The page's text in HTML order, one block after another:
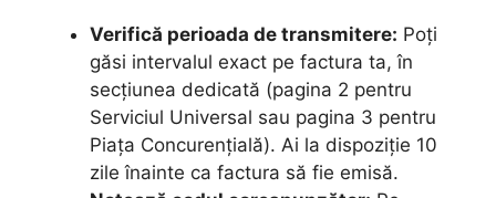
Verifică perioada de transmitere: Poți
găsi intervalul exact pe factura ta, în
secțiunea dedicată (pagina 2 pentru
Serviciul Universal sau pagina 3 pentru
Piața Concurențială). Ai la dispoziție 10
zile înainte ca factura să fie emisă.